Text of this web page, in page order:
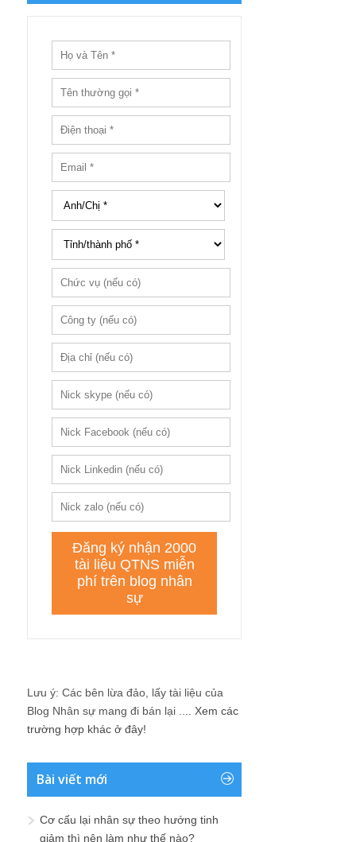
Lưu ý: Các bên lừa đảo, lấy tài liệu của
Blog Nhân sự mang đi bán lại .... Xem các
trường hợp khác ở đây!
Bài viết mới
Cơ cấu lại nhân sự theo hướng tinh
giảm thì nên làm như thế nào?